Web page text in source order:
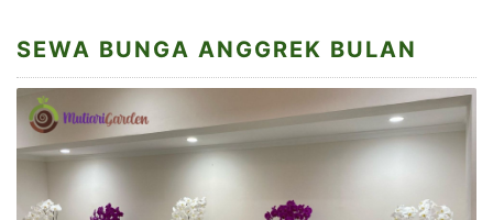
SEWA BUNGA ANGGREK BULAN